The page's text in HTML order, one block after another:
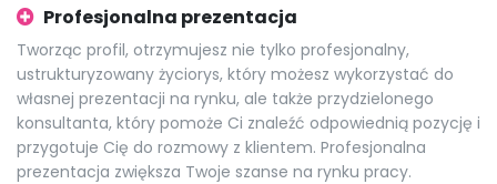
Profesjonalna prezentacja
Tworząc profil, otrzymujesz nie tylko profesjonalny,
ustrukturyzowany życiorys, który możesz wykorzystać do
własnej prezentacji na rynku, ale także przydzielonego
konsultanta, który pomoże Ci znaleźć odpowiednią pozycję i
przygotuje Cię do rozmowy z klientem. Profesjonalna
prezentacja zwiększa Twoje szanse na rynku pracy.